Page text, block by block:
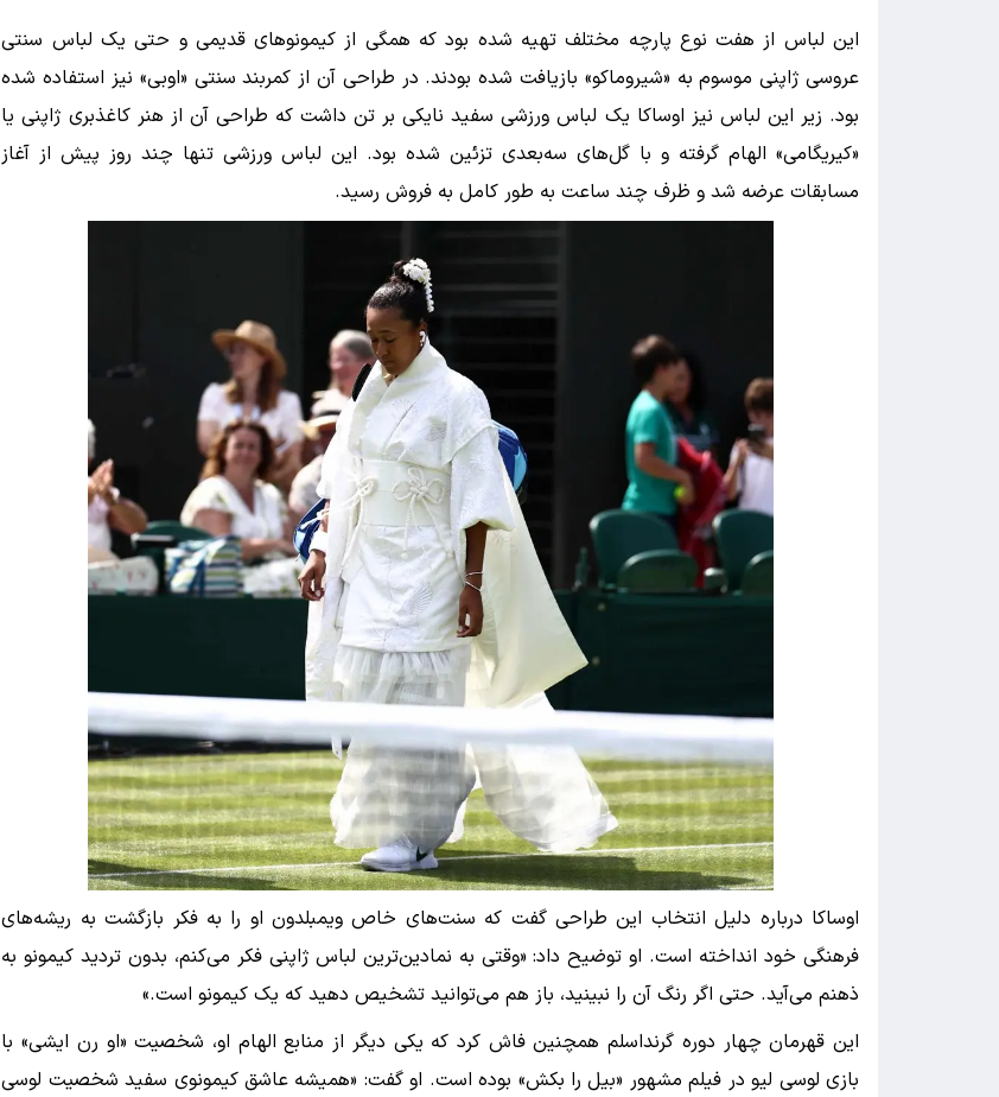
این لباس از هفت نوع پارچه مختلف تهیه شده بود که همگی از کیمونوهای قدیمی و حتی یک لباس سنتی
عروسی ژاپنی موسوم به «شیروماکو» بازیافت شده بودند. در طراحی آن از کمربند سنتی «اوبی» نیز استفاده شده
بود. زیر این لباس نیز اوساکا یک لباس ورزشی سفید نایکی بر تن داشت که طراحی آن از هنر کاغذبری ژاپنی یا
«کیریگامی» الهام گرفته و با گل‌های سه‌بعدی تزئین شده بود. این لباس ورزشی تنها چند روز پیش از آغاز
مسابقات عرضه شد و ظرف چند ساعت به طور کامل به فروش رسید.
اوساکا درباره دلیل انتخاب این طراحی گفت که سنت‌های خاص ویمبلدون او را به فکر بازگشت به ریشه‌های
فرهنگی خود انداخته است. او توضیح داد: «وقتی به نمادین‌ترین لباس ژاپنی فکر می‌کنم، بدون تردید کیمونو به
ذهنم می‌آید. حتی اگر رنگ آن را نبینید، باز هم می‌توانید تشخیص دهید که یک کیمونو است.»
این قهرمان چهار دوره گرنداسلم همچنین فاش کرد که یکی دیگر از منابع الهام او، شخصیت «او رن ایشی» با
بازی لوسی لیو در فیلم مشهور «بیل را بکش» بوده است. او گفت: «همیشه عاشق کیمونوی سفید شخصیت لوسی